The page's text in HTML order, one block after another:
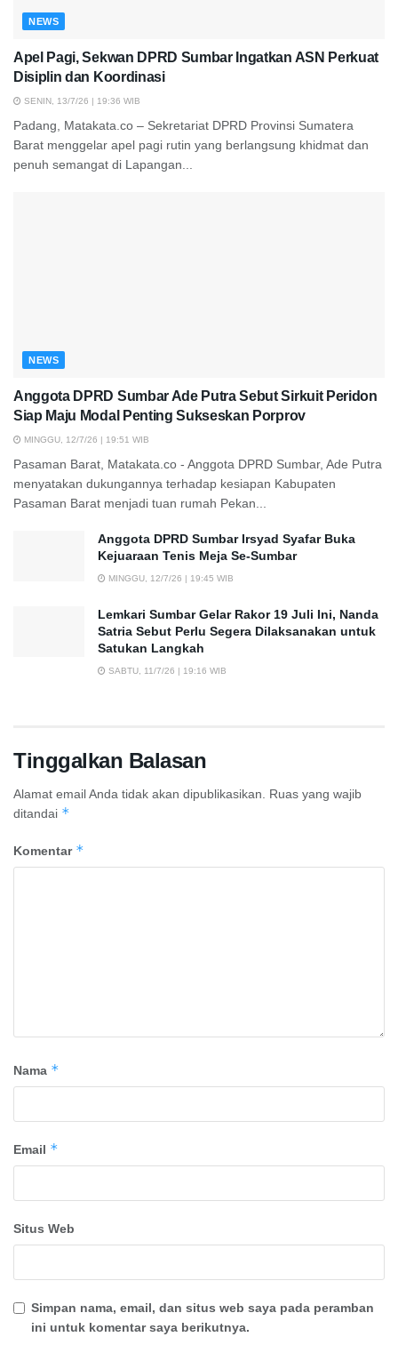
NEWS
Apel Pagi, Sekwan DPRD Sumbar Ingatkan ASN Perkuat
Disiplin dan Koordinasi
SENIN, 13/7/26 | 19:36 WIB
Padang, Matakata.co – Sekretariat DPRD Provinsi Sumatera
Barat menggelar apel pagi rutin yang berlangsung khidmat dan
penuh semangat di Lapangan...
NEWS
Anggota DPRD Sumbar Ade Putra Sebut Sirkuit Peridon
Siap Maju Modal Penting Sukseskan Porprov
MINGGU, 12/7/26 | 19:51 WIB
Pasaman Barat, Matakata.co - Anggota DPRD Sumbar, Ade Putra
menyatakan dukungannya terhadap kesiapan Kabupaten
Pasaman Barat menjadi tuan rumah Pekan...
Anggota DPRD Sumbar Irsyad Syafar Buka
Kejuaraan Tenis Meja Se-Sumbar
MINGGU, 12/7/26 | 19:45 WIB
Lemkari Sumbar Gelar Rakor 19 Juli Ini, Nanda
Satria Sebut Perlu Segera Dilaksanakan untuk
Satukan Langkah
SABTU, 11/7/26 | 19:16 WIB
Tinggalkan Balasan
Alamat email Anda tidak akan dipublikasikan.
Ruas yang wajib
ditandai *
Komentar *
Nama *
Email *
Situs Web
Simpan nama, email, dan situs web saya pada peramban
ini untuk komentar saya berikutnya.